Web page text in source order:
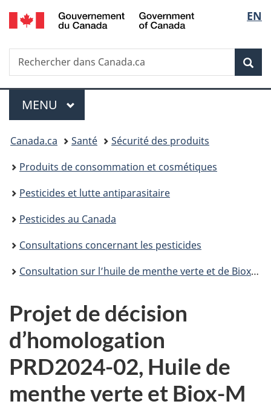
Passer
au
principal
Passer
à
Au
du
Passer
à
version
simplifiée
de
la
EN
Recherche
Rechercher
dans
Menu
MENU PRINCIPAL
Vous
êtes
ici :
Canada.ca Santé
Sécurité des produits
Produits de consommation et cosmétiques
Pesticides et lutte antiparasitaire
Pesticides au Canada
Consultations concernant les pesticides
Consultation sur l’huile de menthe verte et de Biox-M, Projet de décision d’homologation PRD2024-02
Projet de décision
d’homologation
PRD2024-02, Huile de
menthe verte et Biox-M